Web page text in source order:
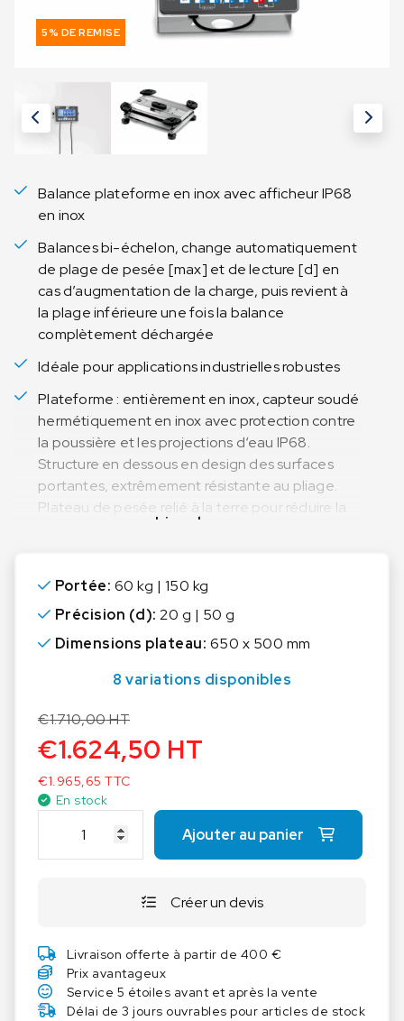
5% DE REMISE
Balance plateforme en inox avec afficheur IP68
en inox
Balances bi-échelon, change automatiquement
de plage de pesée [max] et de lecture [d] en
cas d’augmentation de la charge, puis revient à
la plage inférieure une fois la balance
complètement déchargée
Idéale pour applications industrielles robustes
Plateforme : entièrement en inox, capteur soudé
hermétiquement en inox avec protection contre
la poussière et les projections d‘eau IP68.
Structure en dessous en design des surfaces
portantes, extrêmement résistante au pliage.
Plateau de pesée relié à la terre pour réduire la
et les projections dʼeau IP68, bloc
dʼalimentation intégré
Conçue pour les conditions d‘hygiène très
Support mural pour montage de l‘afficheur de
série
Taille dʼaffichage supérieure : hauteur de
chiffres 55 mm, rétroéclairage pour une lecture
facile de la valeur de pesée même dans de
mauvaises conditions lumineuses
Menu KERN facile à utiliser et impression des
résultats intuitifs
Grâce aux interfaces telles que RS-232, RS-485
ce qui facilite l‘échange de données entre la
balance et l‘ordinateur ou l‘imprimante
Lire plus
Portée: 60 kg | 150 kg
Précision (d): 20 g | 50 g
Dimensions plateau: 650 x 500 mm
8 variations disponibles
€1.710,00HT
€1.624,50 HT
€1.965,65 TTC
En stock
a
t
é
d
e
Ajouter au panier
Créer un devis
Livraison offerte à partir de 400 €
Prix avantageux
Service 5 étoiles avant et après la vente
Délai de 3 jours ouvrables pour articles de stock